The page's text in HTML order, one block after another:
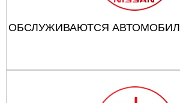
ОБСЛУЖИВАЮТСЯ